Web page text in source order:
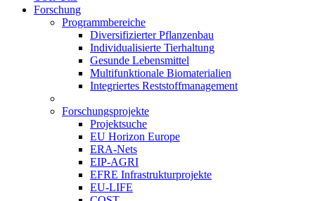
Forschung
Programmbereiche
Diversifizierter Pflanzenbau
Individualisierte Tierhaltung
Gesunde Lebensmittel
Multifunktionale Biomaterialien
Integriertes Reststoffmanagement
Forschungsprojekte
Projektsuche
EU Horizon Europe
ERA-Nets
EIP-AGRI
EFRE Infrastrukturprojekte
EU-LIFE